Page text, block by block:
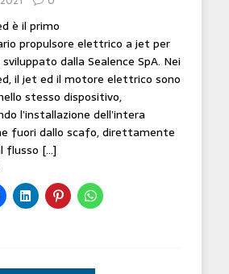
è il primo
propulsore elettrico a jet per
dalla Sealence SpA. Nei
il jet ed il motore elettrico sono
stesso dispositivo,
l’installazione dell’intera
fuori dallo scafo, direttamente
flusso […]